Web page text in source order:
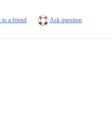
to a friend Ask question